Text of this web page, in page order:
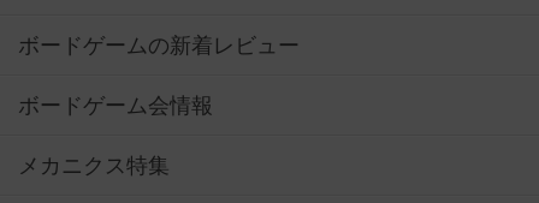
ボードゲームの新着レビュー
ボードゲーム会情報
メカニクス特集